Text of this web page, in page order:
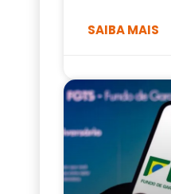
SAIBA MAIS